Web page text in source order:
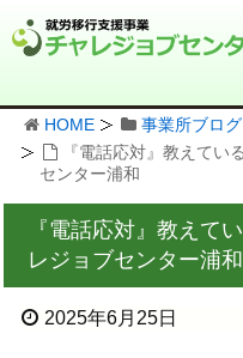
HOME
事業所ブログ
『電話応対』教えてい
センター浦和
『電話応対』教えて
レジョブセンター浦和
2025年6月25日